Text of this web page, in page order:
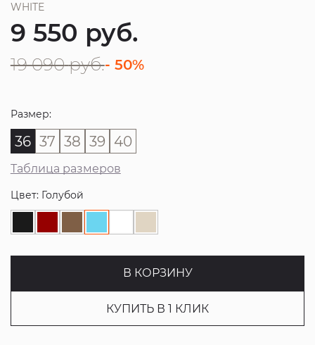
WHITE
9 550 руб.
19 090 руб.- 50%
Размер:
36 37 38 39 40
Таблица размеров
Цвет: Голубой
В КОРЗИНУ
КУПИТЬ В 1 КЛИК